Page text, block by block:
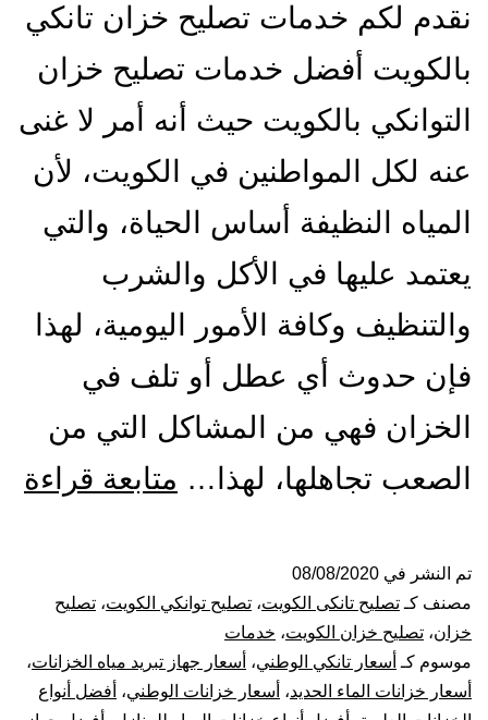
نقدم لكم خدمات تصليح خزان تانكي
بالكويت أفضل خدمات تصليح خزان
التوانكي بالكويت حيث أنه أمر لا غنى
عنه لكل المواطنين في الكويت، لأن
المياه النظيفة أساس الحياة، والتي
يعتمد عليها في الأكل والشرب
والتنظيف وكافة الأمور اليومية، لهذا
فإن حدوث أي عطل أو تلف في
الخزان فهي من المشاكل التي من
الصعب تجاهلها، لهذا… متابعة قراءة
تم النشر في 08/08/2020
مصنف كـ تصليح تانكى الكويت، تصليح توانكي الكويت، تصليح
خزان، تصليح خزان الكويت، خدمات
موسوم كـ أسعار تانكي الوطني، أسعار جهاز تبريد مياه الخزانات،
أسعار خزانات الماء الحديد، أسعار خزانات الوطني، أفضل أنواع